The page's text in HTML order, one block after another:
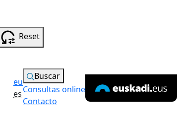
Reset
eu
es
Buscar
Consultas online
Contacto